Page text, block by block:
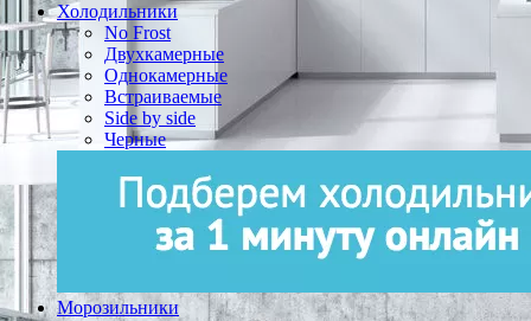
Холодильники
No Frost
Двухкамерные
Однокамерные
Встраиваемые
Side by side
Черные
Морозильники